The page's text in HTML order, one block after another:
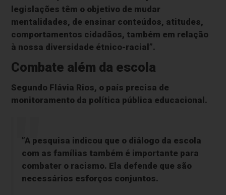
legislações têm o objetivo de mudar
mentalidades, de ensinar conteúdos, atitudes,
comportamentos cidadãos, também em relação
à nossa diversidade étnico-racial”.
Combate além da escola
Segundo Flávia Rios, o país precisa de
monitoramento da política pública educacional.
”A pesquisa indicou que o diálogo da escola
com as famílias também é importante para
combater o racismo. Ela defende que são
necessários esforços conjuntos.